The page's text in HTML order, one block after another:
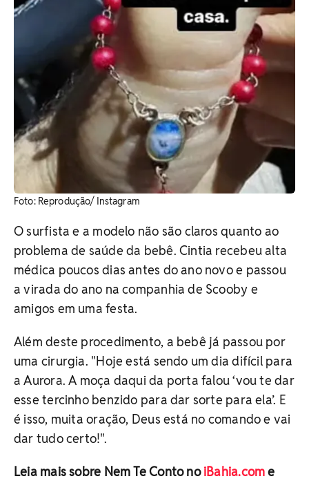
Foto: Reprodução/ Instagram
O surfista e a modelo não são claros quanto ao
problema de saúde da bebê. Cintia recebeu alta
médica poucos dias antes do ano novo e passou
a virada do ano na companhia de Scooby e
amigos em uma festa.
Além deste procedimento, a bebê já passou por
uma cirurgia. "Hoje está sendo um dia difícil para
a Aurora. A moça daqui da porta falou ‘vou te dar
esse tercinho benzido para dar sorte para ela’. E
é isso, muita oração, Deus está no comando e vai
dar tudo certo!".
Leia mais sobre Nem Te Conto noiBahia.come